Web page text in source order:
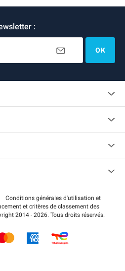
:
OK
Conditions générales d'utilisation et
et critères de classement des
2014 - 2026. Tous droits réservés.